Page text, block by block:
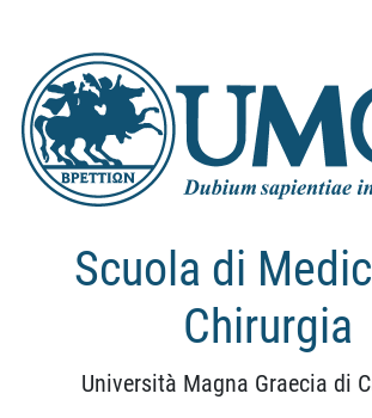
Scuola di
Chirurgia
Università Magna Graecia di